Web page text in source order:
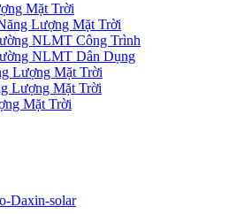
Mặt Trời
Lượng Mặt Trời
NLMT Công Trình
NLMT Dân Dụng
Lượng Mặt Trời
Lượng Mặt Trời
Mặt Trời